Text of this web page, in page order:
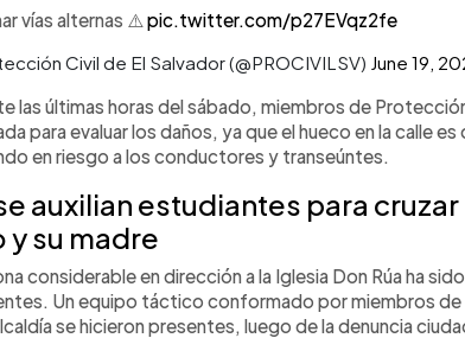
vías alternas ⚠️ pic.twitter.com/p27EVqz2fe
Civil de El Salvador (@PROCIVILSV) June 19,
las últimas horas del sábado, miembros de
para evaluar los daños, ya que el hueco en la calle
en riesgo a los conductores y transeúntes.
auxilian estudiantes para
y su madre
considerable en dirección a la Iglesia Don Rúa ha
Un equipo táctico conformado por miembros de
se hicieron presentes, luego de la denuncia